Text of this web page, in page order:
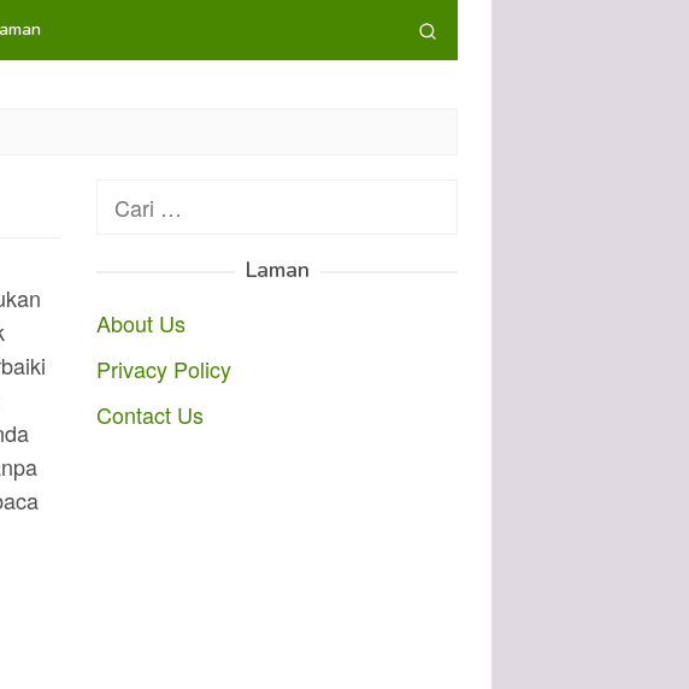
Cari
Laman
About Us
Privacy Policy
Contact Us